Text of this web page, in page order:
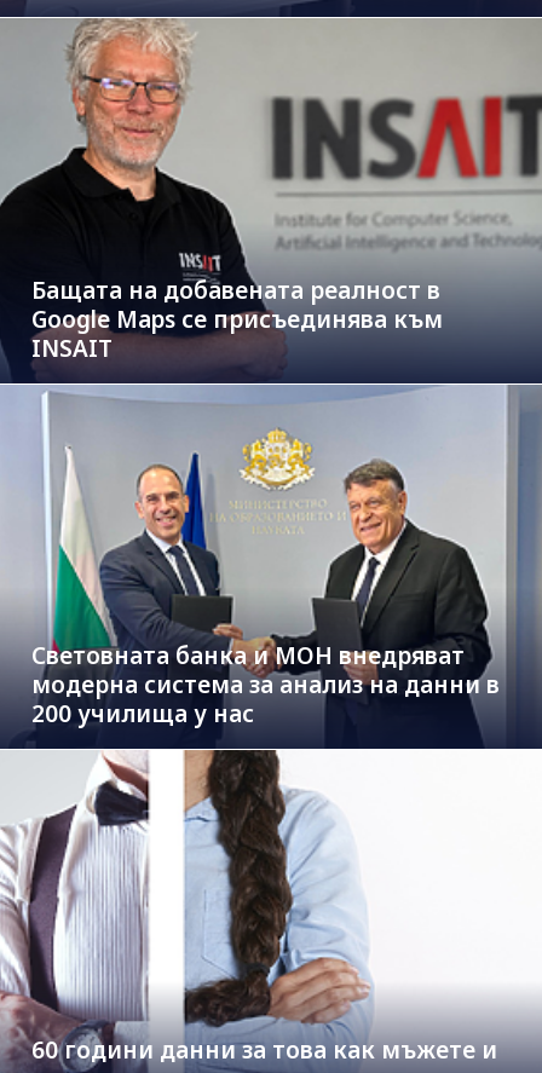
Бащата на добавената реалност в
Google Maps се присъединява към
INSAIT
Световната банка и МОН внедряват
модерна система за анализ на данни в
200 училища у нас
60 години данни за това как мъжете и